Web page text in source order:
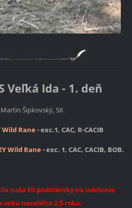
Veľká Ida - 1. deň
Martin Šipkovský, SK
Wild Rane- exc.1, CAC, R-CACIB
Wild Rane- exc. 1, CAC, CACIB, BOB.
naša Eli podmienky na udelenie
veku necelého 2,5 roka.